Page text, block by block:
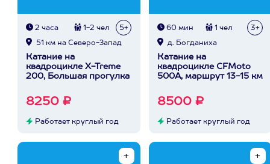
2 часа 1-2 чел 5+
51 км на Северо-Запад
Катание на
квадроцикле X-Treme
200, Большая прогулка
8250 ₽
Работает круглый год
60 мин 1 чел 3+
д. Богданиха
Катание на
квадроцикле CFMoto
500A, маршрут 13-15 км
8500 ₽
Работает круглый год